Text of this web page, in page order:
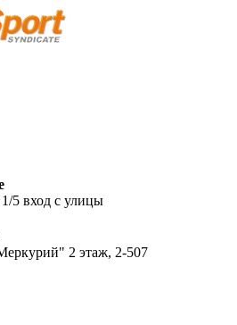
5 вход с улицы
2 этаж, 2-507